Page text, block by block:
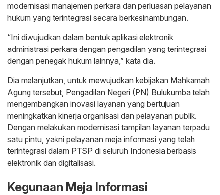
modernisasi manajemen perkara dan perluasan pelayanan
hukum yang terintegrasi secara berkesinambungan.
“Ini diwujudkan dalam bentuk aplikasi elektronik
administrasi perkara dengan pengadilan yang terintegrasi
dengan penegak hukum lainnya,” kata dia.
Dia melanjutkan, untuk mewujudkan kebijakan Mahkamah
Agung tersebut, Pengadilan Negeri (PN) Bulukumba telah
mengembangkan inovasi layanan yang bertujuan
meningkatkan kinerja organisasi dan pelayanan publik.
Dengan melakukan modernisasi tampilan layanan terpadu
satu pintu, yakni pelayanan meja informasi yang telah
terintegrasi dalam PTSP di seluruh Indonesia berbasis
elektronik dan digitalisasi.
Kegunaan Meja Informasi